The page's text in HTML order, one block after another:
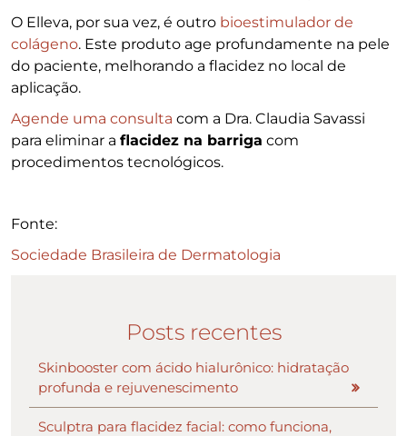
O Elleva, por sua vez, é outro bioestimulador de
colágeno. Este produto age profundamente na pele
do paciente, melhorando a flacidez no local de
aplicação.
Agende uma consulta com a Dra. Claudia Savassi
para eliminar a flacidez na barriga com
procedimentos tecnológicos.
Fonte:
Sociedade Brasileira de Dermatologia
Posts recentes
Skinbooster com ácido hialurônico: hidratação
profunda e rejuvenescimento
Sculptra para flacidez facial: como funciona,